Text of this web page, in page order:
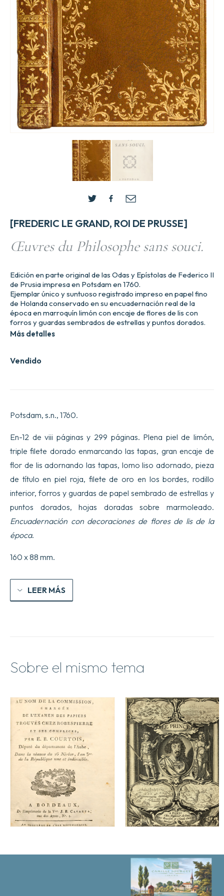
[FREDERIC LE GRAND, ROI DE PRUSSE]
Œuvres du Philosophe sans souci.
Vendido
Edición en parte original de las Odas y Epístolas de Federico II
de Prusia impresa en Potsdam en 1760.
Ejemplar único y suntuoso registrado impreso en papel fino
de Holanda conservado en su encuadernación real de la
época en marroquín limón con encaje de flores de lis con
forros y guardas sembrados de estrellas y puntos dorados.
Más detalles
Potsdam, s.n., 1760.
En-12 de viii páginas y 299 páginas. Plena piel de limón,
triple filete dorado enmarcando las tapas, gran encaje de
flor de lis adornando las tapas, lomo liso adornado, pieza
de título en piel roja, filete de oro en los bordes, rodillo
interior, forros y guardas de papel sembrado de estrellas y
puntos dorados, hojas doradas sobre marmoleado.
Encuadernación con decoraciones de flores de lis de la
época.
160 x 88 mm.
LEER MÁS
Sobre el mismo tema